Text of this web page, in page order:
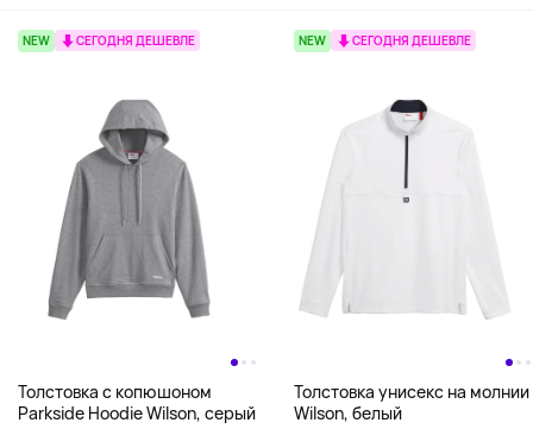
NEW СЕГОДНЯ ДЕШЕВЛЕ
Толстовка с копюшоном
Parkside Hoodie Wilson, серый
NEW СЕГОДНЯ ДЕШЕВЛЕ
Толстовка унисекс на молнии
Wilson, белый